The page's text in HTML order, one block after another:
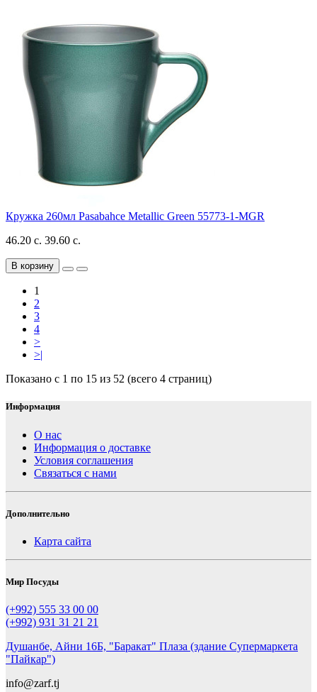
Кружка 260мл Pasabahce Metallic Green 55773-1-MGR
46.20 с. 39.60 с.
В корзину
1
2
3
4
>
>|
Показано с 1 по 15 из 52 (всего 4 страниц)
Информация
О нас
Информация о доставке
Условия соглашения
Связаться с нами
Дополнительно
Карта сайта
Мир Посуды
(+992) 555 33 00 00
(+992) 931 31 21 21
Душанбе, Айни 16Б, "Баракат" Плаза (здание Супермаркета
"Пайкар")
info@zarf.tj